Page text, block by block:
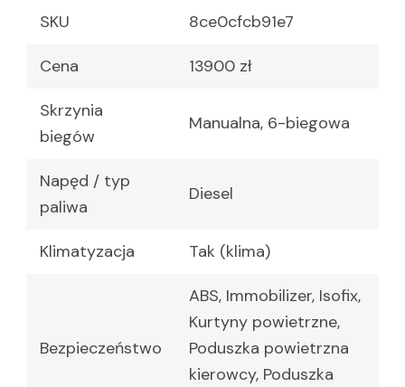
SKU 8ce0cfcb91e7
Cena 13900 zł
Skrzynia
biegów
Manualna, 6-biegowa
Napęd / typ
paliwa
Diesel
Klimatyzacja Tak (klima)
Bezpieczeństwo
ABS, Immobilizer, Isofix,
Kurtyny powietrzne,
Poduszka powietrzna
kierowcy, Poduszka